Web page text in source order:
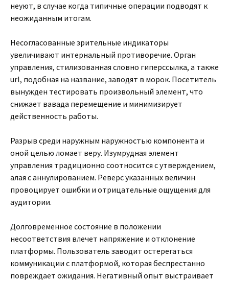
неуют, в случае когда типичные операции подводят к
неожиданным итогам.
Несогласованные зрительные индикаторы
увеличивают интернальный противоречие. Орган
управления, стилизованная словно гиперссылка, а также
url, подобная на название, заводят в морок. Посетитель
вынужден тестировать произвольный элемент, что
снижает вавада перемещение и минимизирует
действенность работы.
Разрыв среди наружным наружностью компонента и
оной целью ломает веру. Изумрудная элемент
управления традиционно соотносится с утверждением,
алая с аннулированием. Реверс указанных величин
провоцирует ошибки и отрицательные ощущения для
аудитории.
Долговременное состояние в положении
несоответствия влечет напряжение и отклонение
платформы. Пользователь заводит остерегаться
коммуникации с платформой, которая беспрестанно
повреждает ожидания. Негативный опыт выстраивает